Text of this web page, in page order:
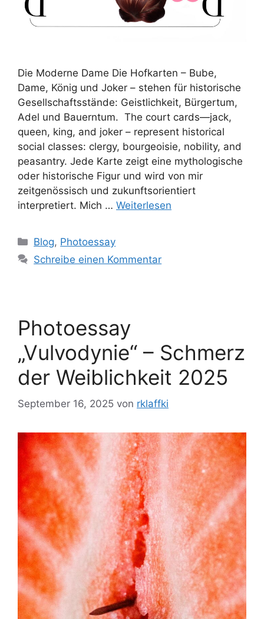
Die Moderne Dame Die Hofkarten – Bube,
Dame, König und Joker – stehen für historische
Gesellschaftsstände: Geistlichkeit, Bürgertum,
Adel und Bauerntum. The court cards—jack,
queen, king, and joker – represent historical
social classes: clergy, bourgeoisie, nobility, and
peasantry. Jede Karte zeigt eine mythologische
oder historische Figur und wird von mir
zeitgenössisch und zukunftsorientiert
interpretiert. Mich … Weiterlesen
Blog, Photoessay
Schreibe einen Kommentar
Photoessay
„Vulvodynie“ – Schmerz
der Weiblichkeit 2025
September 16, 2025 von rklaffki